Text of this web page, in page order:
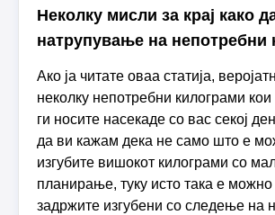
Неколку мисли за крај како
натрупување на непотребни
Ако ја читате оваа статија,
неколку непотребни килограми кои
ги носите насекаде со вас секој
да ви кажам дека не само што е
изгубите вишокот килограми со
планирање, туку исто така е можно
задржите изгубени со следење на